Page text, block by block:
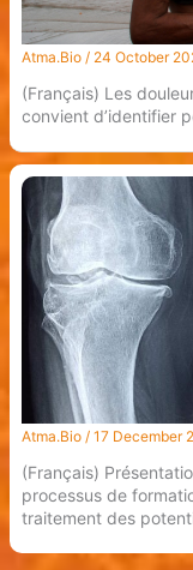
Atma.Bio / 24 October
(Français) Les
convient d’identifier
Atma.Bio / 17 December
(Français)
processus de
traitement des